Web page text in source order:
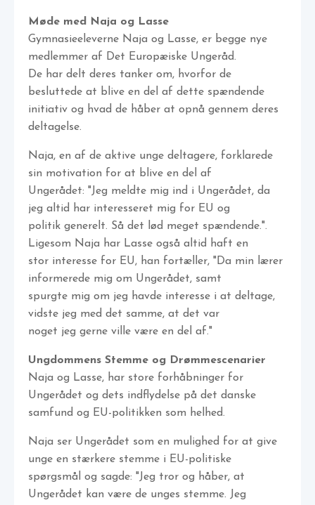
Møde med Naja og Lasse
Gymnasieeleverne Naja og Lasse, er begge nye
medlemmer af Det Europæiske Ungeråd.
De har delt deres tanker om, hvorfor de
besluttede at blive en del af dette spændende
initiativ og hvad de håber at opnå gennem deres
deltagelse.
Naja, en af de aktive unge deltagere, forklarede
sin motivation for at blive en del af
Ungerådet: "Jeg meldte mig ind i Ungerådet, da
jeg altid har interesseret mig for EU og
politik generelt. Så det lød meget spændende.".
Ligesom Naja har Lasse også altid haft en
stor interesse for EU, han fortæller, "Da min lærer
informerede mig om Ungerådet, samt
spurgte mig om jeg havde interesse i at deltage,
vidste jeg med det samme, at det var
noget jeg gerne ville være en del af."
Ungdommens Stemme og Drømmescenarier
Naja og Lasse, har store forhåbninger for
Ungerådet og dets indflydelse på det danske
samfund og EU-politikken som helhed.
Naja ser Ungerådet som en mulighed for at give
unge en stærkere stemme i EU-politiske
spørgsmål og sagde: "Jeg tror og håber, at
Ungerådet kan være de unges stemme. Jeg